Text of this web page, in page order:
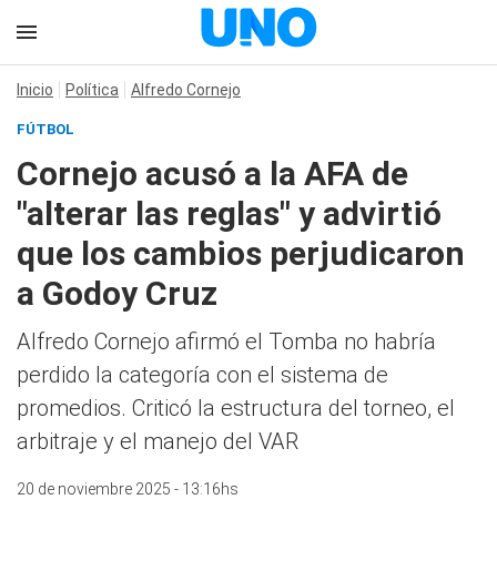
Inicio Política Alfredo Cornejo
FÚTBOL
Cornejo acusó a la AFA de
"alterar las reglas" y advirtió
que los cambios perjudicaron
a Godoy Cruz
Alfredo Cornejo afirmó el Tomba no habría
perdido la categoría con el sistema de
promedios. Criticó la estructura del torneo, el
arbitraje y el manejo del VAR
20 de noviembre 2025 - 13:16hs